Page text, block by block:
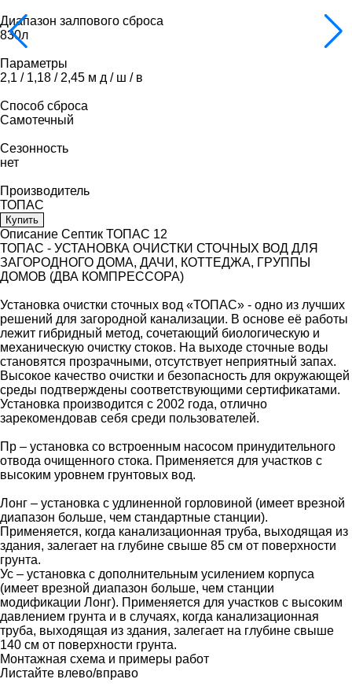
Диапазон залпового сброса
830л
Параметры
2,1 / 1,18 / 2,45 м д / ш / в
Способ сброса
Самотечный
Сезонность
нет
Производитель
ТОПАС
Купить
Описание Септик ТОПАС 12
ТОПАС - УСТАНОВКА ОЧИСТКИ СТОЧНЫХ ВОД ДЛЯ
ЗАГОРОДНОГО ДОМА, ДАЧИ, КОТТЕДЖА, ГРУППЫ
ДОМОВ (ДВА КОМПРЕССОРА)
Установка очистки сточных вод «ТОПАС» - одно из лучших
решений для загородной канализации. В основе её работы
лежит гибридный метод, сочетающий биологическую и
механическую очистку стоков. На выходе сточные воды
становятся прозрачными, отсутствует неприятный запах.
Высокое качество очистки и безопасность для окружающей
среды подтверждены соответствующими сертификатами.
Установка производится с 2002 года, отлично
зарекомендовав себя среди пользователей.
Пр – установка со встроенным насосом принудительного
отвода очищенного стока. Применяется для участков с
высоким уровнем грунтовых вод.
Лонг – установка с удлиненной горловиной (имеет врезной
диапазон больше, чем стандартные станции).
Применяется, когда канализационная труба, выходящая из
здания, залегает на глубине свыше 85 см от поверхности
грунта.
Ус – установка с дополнительным усилением корпуса
(имеет врезной диапазон больше, чем станции
модификации Лонг). Применяется для участков с высоким
давлением грунта и в случаях, когда канализационная
труба, выходящая из здания, залегает на глубине свыше
140 см от поверхности грунта.
Монтажная схема и примеры работ
Листайте влево/вправо